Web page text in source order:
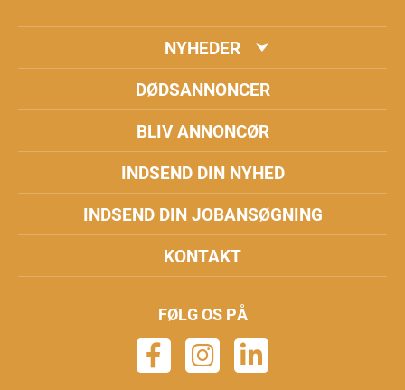
NYHEDER
DØDSANNONCER
BLIV ANNONCØR
INDSEND DIN NYHED
INDSEND DIN JOBANSØGNING
KONTAKT
FØLG OS PÅ